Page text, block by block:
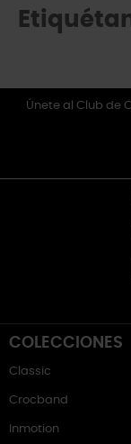
Únete al Club de
COLECCIONES
Classic
Crocband
Inmotion